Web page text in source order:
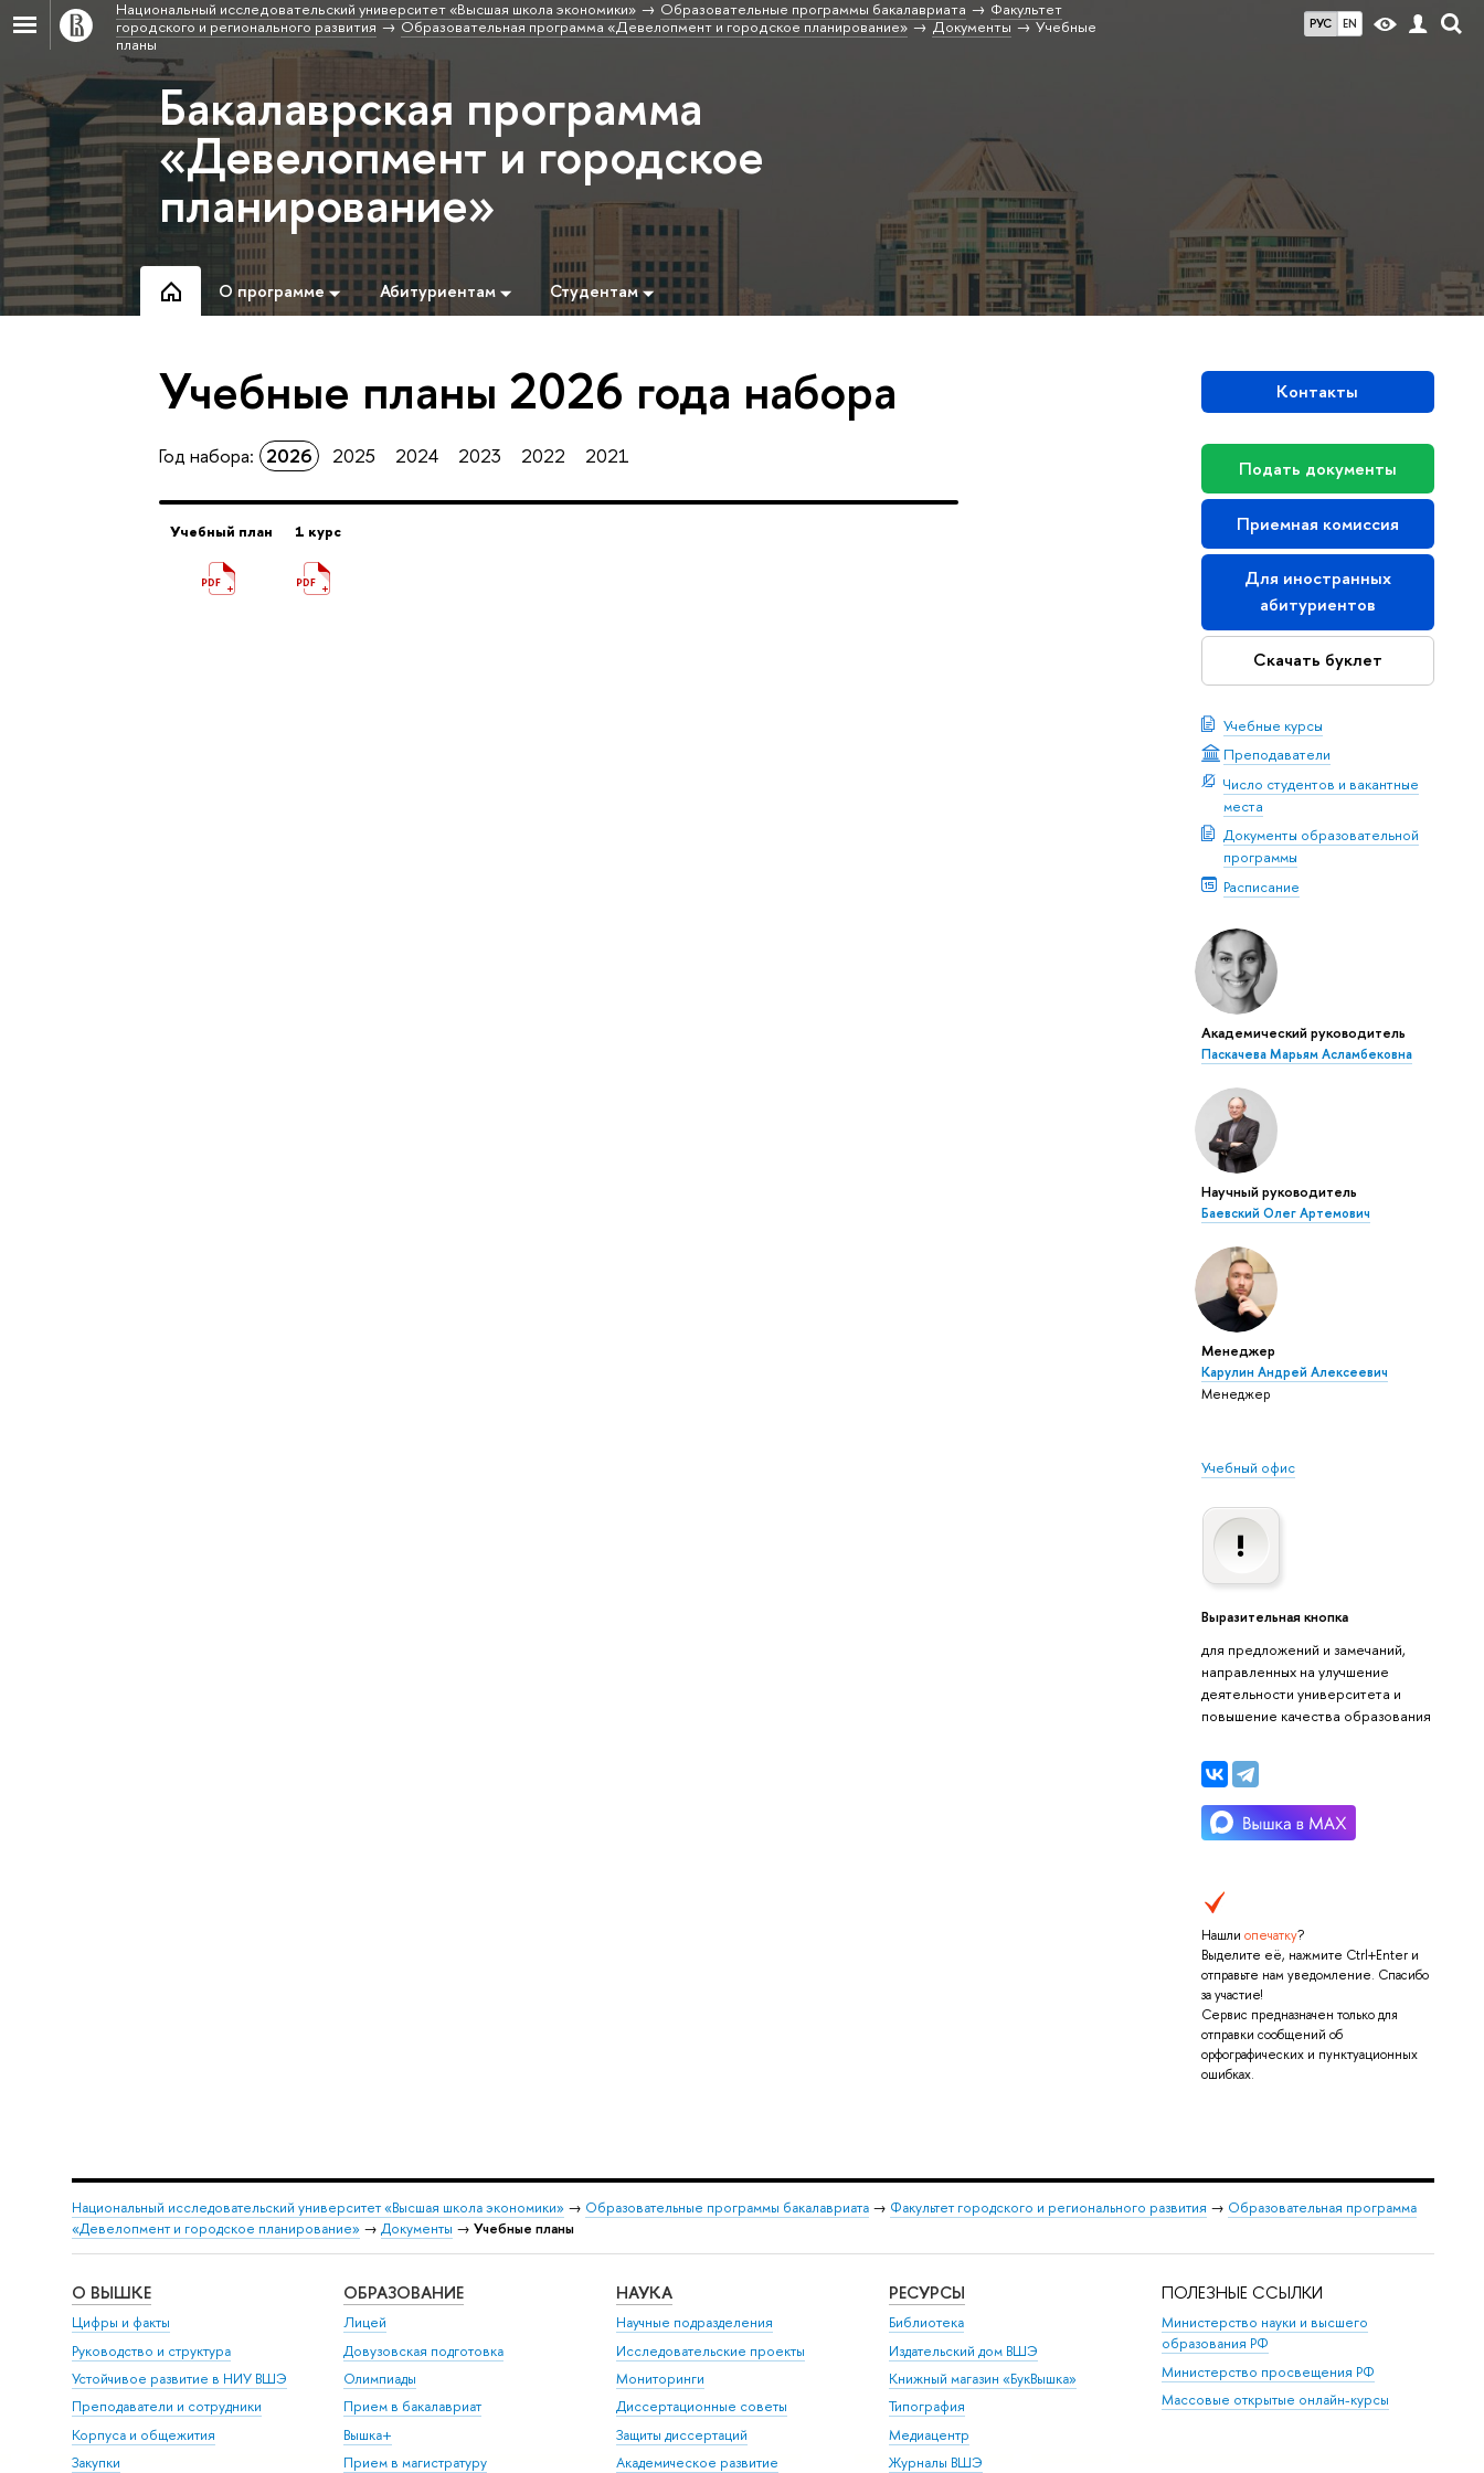
РУС EN
Национальный исследовательский университет «Высшая школа экономики» Образовательные программы бакалавриата
Факультет
городского и регионального развития
Образовательная программа «Девелопмент и городское планирование» Документы
Учебные
планы
Бакалаврская программа
«Девелопмент и городское
планирование»
О программе Абитуриентам Студентам
Контакты
Подать документы
Приемная комиссия
Для иностранных
абитуриентов
Скачать буклет
Учебные курсы
Преподаватели
Число студентов и вакантные
места
Документы образовательной
программы
Расписание
Академический руководитель
Паскачева Марьям Асламбековна
Научный руководитель
Баевский Олег Артемович
Менеджер
Карулин Андрей Алексеевич
Менеджер
Учебный офис
Выразительная кнопка
для предложений и замечаний,
направленных на улучшение
деятельности университета и
повышение качества образования
Нашли опечатку?
Выделите её, нажмите Ctrl+Enter и
отправьте нам уведомление. Спасибо
за участие!
Сервис предназначен только для
отправки сообщений об
орфографических и пунктуационных
ошибках.
Учебные планы 2026 года набора
Год набора: 2026 2025 2024 2023 2022 2021
Учебный план 1 курс
Национальный исследовательский университет «Высшая школа экономики» → Образовательные программы бакалавриата→ Факультет городского и регионального развития → Образовательная программа
«Девелопмент и городское планирование» → Документы → Учебные планы
О ВЫШКЕ
Цифры и факты
Руководство и структура
Устойчивое развитие в НИУ ВШЭ
Преподаватели и сотрудники
Корпуса и общежития
Закупки
ОБРАЗОВАНИЕ
Лицей
Довузовская подготовка
Олимпиады
Прием в бакалавриат
Вышка+
Прием в магистратуру
НАУКА
Научные подразделения
Исследовательские проекты
Мониторинги
Диссертационные советы
Защиты диссертаций
Академическое развитие
РЕСУРСЫ
Библиотека
Издательский дом ВШЭ
Книжный магазин «БукВышка»
Типография
Медиацентр
Журналы ВШЭ
ПОЛЕЗНЫЕ ССЫЛКИ
Министерство науки и высшего
образования РФ
Министерство просвещения РФ
Массовые открытые онлайн-курсы